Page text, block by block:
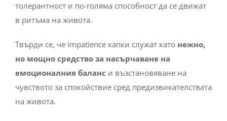
толерантност и по-голяма способност да се движат
в ритъма на живота.
Твърди се, че impatience капки служат като нежно,
но мощно средство за насърчаване на
емоционалния баланс и възстановяване на
чувството за спокойствие сред предизвикателствата
на живота.